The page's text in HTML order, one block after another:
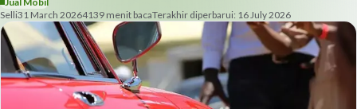
Selli31 March 20264139 menit bacaTerakhir diperbarui: 16 July 2026